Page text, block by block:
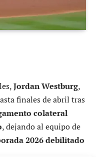
Jordan Westburg,
finales de abril tras
colateral
, dejando al equipo de
2026 debilitado